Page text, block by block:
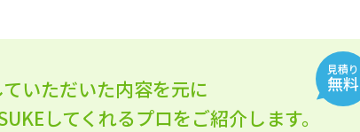
いただいた内容を元に
してくれるプロをご紹介します。
見積り
無料